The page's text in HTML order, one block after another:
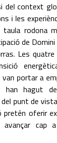
del context
i les
rodona
de
Les
portar a
han hagut
punt de
pretén oferir
avançar cap